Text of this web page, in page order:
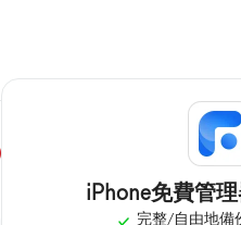
iPhone免費管理
完整/自由地備